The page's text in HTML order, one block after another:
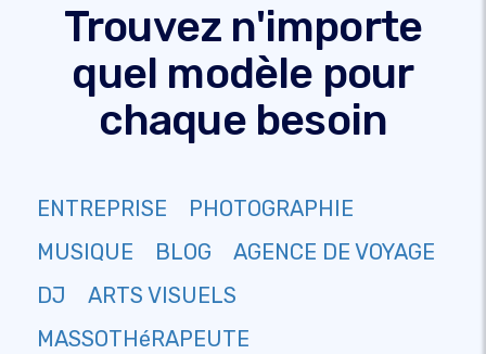
Trouvez n'importe
quel modèle pour
chaque besoin
ENTREPRISE
PHOTOGRAPHIE
MUSIQUE
BLOG
AGENCE DE VOYAGE
DJ
ARTS VISUELS
MASSOTHéRAPEUTE